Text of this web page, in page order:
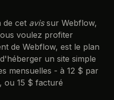
de cet avissur Webflow,
voulez profiter
de Webflow, est le plan
un site simple
mensuelles - à 12 $ par
ou 15 $ facturé